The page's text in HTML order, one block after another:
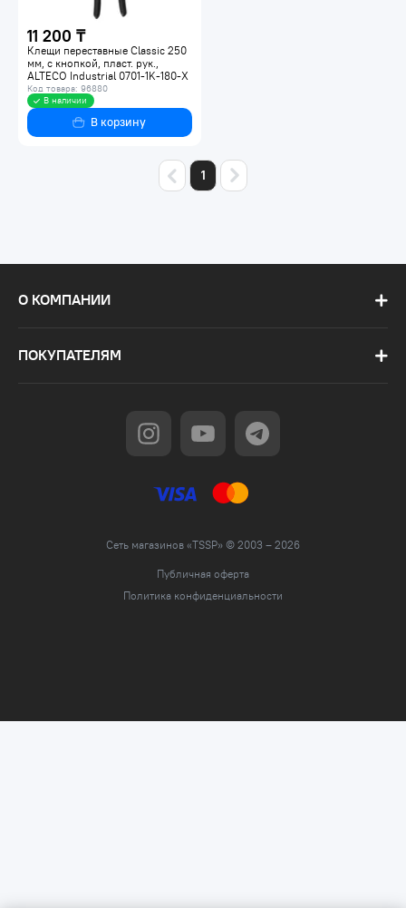
11 200 ₸
Клещи переставные Classic 250
мм, с кнопкой, пласт. рук.,
ALTECO Industrial 0701-1K-180-X
Код товара: 96880
В наличии
В корзину
1
О КОМПАНИИ
ПОКУПАТЕЛЯМ
Сеть магазинов «TSSP» © 2003 – 2026
Публичная оферта
Политика конфиденциальности